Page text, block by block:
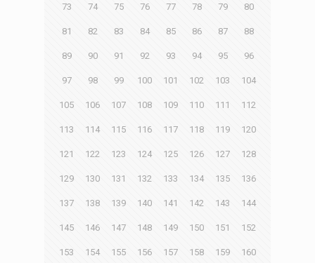
73 74 75 76 77 78 79 80
81 82 83 84 85 86 87 88
89 90 91 92 93 94 95 96
97 98 99 100 101 102 103 104
105 106 107 108 109 110 111 112
113 114 115 116 117 118 119 120
121 122 123 124 125 126 127 128
129 130 131 132 133 134 135 136
137 138 139 140 141 142 143 144
145 146 147 148 149 150 151 152
153 154 155 156 157 158 159 160